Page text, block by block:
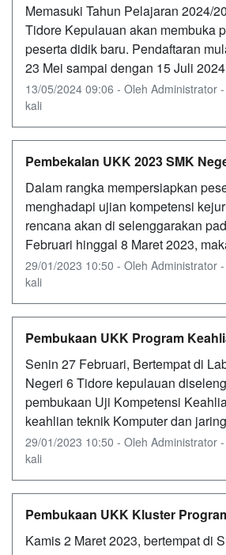
Memasuki Tahun Pelajaran 2024/
Tidore Kepulauan akan membuka
peserta didik baru. Pendaftaran
23 Mei sampai dengan 15 Juli
13/05/2024 09:06 - Oleh Administrator
kali
Pembekalan UKK 2023 SMK
Dalam rangka mempersiapkan
menghadapi ujian kompetensi
rencana akan di selenggarakan
Februari hinggal 8 Maret 2023,
29/01/2023 10:50 - Oleh Administrator
kali
Pembukaan UKK Program
Senin 27 Februari, Bertempat di
Negeri 6 Tidore kepulauan
pembukaan Uji Kompetensi
keahlian teknik Komputer dan
29/01/2023 10:50 - Oleh Administrator
kali
Pembukaan UKK Kluster
Kamis 2 Maret 2023, bertempat di